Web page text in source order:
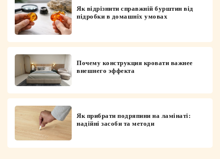
Як відрізнити справжній бурштин від
підробки в домашніх умовах
Почему конструкция кровати важнее
внешнего эффекта
Як прибрати подряпини на ламінаті:
надійні засоби та методи